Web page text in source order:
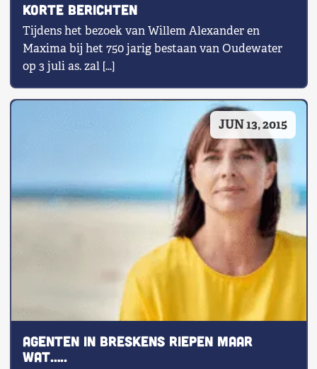
Korte berichten
Tijdens het bezoek van Willem Alexander en
Maxima bij het 750 jarig bestaan van Oudewater
op 3 juli as. zal […]
JUN 13, 2015
Agenten in Breskens riepen maar
wat…..